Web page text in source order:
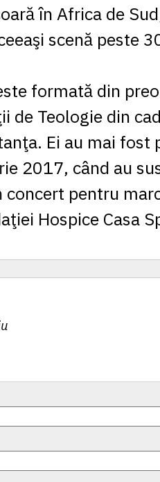
în Africa de
scenă peste
formată din
de Teologie din
Ei au mai fost
2017, când au
concert pentru
Hospice Casa